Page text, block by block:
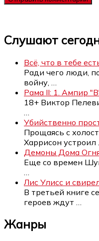
Слушают
Всё, что в тебе
Ради чего люди,
войну,
Рама II: 1. Ампир
18+ Виктор
Убийственно
Прощаясь с
Харрисон устроил
Демоны Дома
Еще со времен
Лис Улисс и
В третьей книге
героев ждут
Жанры